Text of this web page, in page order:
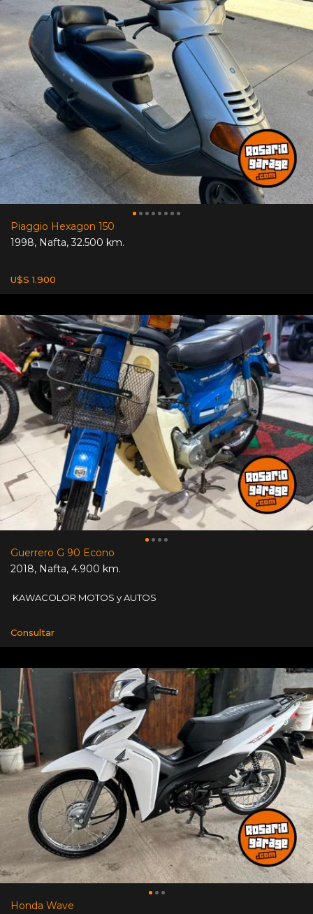
Piaggio Hexagon 150
1998, Nafta,32.500 km.
U$S 1.900
Guerrero G 90 Econo
2018, Nafta, 4.900 km.
KAWACOLOR MOTOS y AUTOS
Consultar
Honda Wave